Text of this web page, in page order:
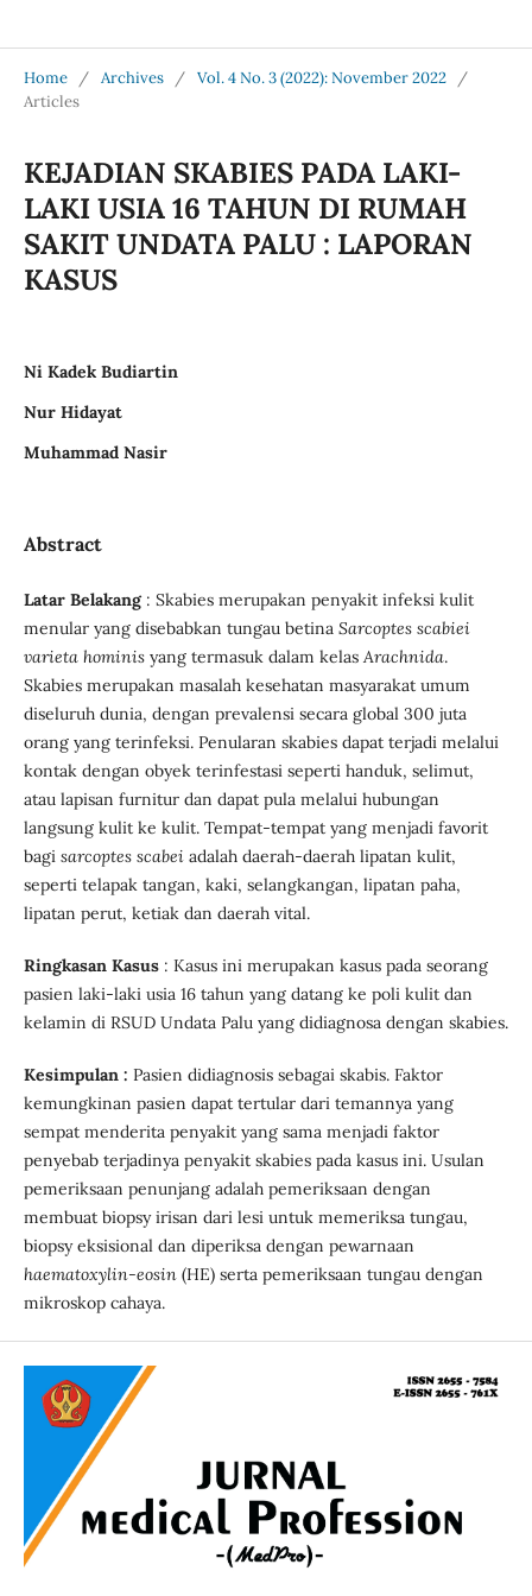
Home / Archives / Vol. 4 No. 3 (2022): November 2022
/
Articles
KEJADIAN SKABIES PADA LAKI-
LAKI USIA 16 TAHUN DI RUMAH
SAKIT UNDATA PALU : LAPORAN
KASUS
Ni Kadek Budiartin
Nur Hidayat
Muhammad Nasir
Abstract
Latar Belakang: Skabies merupakan penyakit infeksi kulit
menular yang disebabkan tungau betina Sarcoptes scabiei
varieta hominis yang termasuk dalam kelas Arachnida.
Skabies merupakan masalah kesehatan masyarakat umum
diseluruh dunia, dengan prevalensi secara global 300 juta
orang yang terinfeksi. Penularan skabies dapat terjadi melalui
kontak dengan obyek terinfestasi seperti handuk, selimut,
atau lapisan furnitur dan dapat pula melalui hubungan
langsung kulit ke kulit. Tempat-tempat yang menjadi favorit
bagi sarcoptes scabei adalah daerah-daerah lipatan kulit,
seperti telapak tangan, kaki, selangkangan, lipatan paha,
lipatan perut, ketiak dan daerah vital.
Ringkasan Kasus: Kasus ini merupakan kasus pada seorang
pasien laki-laki usia 16 tahun yang datang ke poli kulit dan
kelamin di RSUD Undata Palu yang didiagnosa dengan skabies.
Kesimpulan : Pasien didiagnosis sebagai skabis. Faktor
kemungkinan pasien dapat tertular dari temannya yang
sempat menderita penyakit yang sama menjadi faktor
penyebab terjadinya penyakit skabies pada kasus ini. Usulan
pemeriksaan penunjang adalah pemeriksaan dengan
membuat biopsy irisan dari lesi untuk memeriksa tungau,
biopsy eksisional dan diperiksa dengan pewarnaan
haematoxylin-eosin(HE) serta pemeriksaan tungau dengan
mikroskop cahaya.